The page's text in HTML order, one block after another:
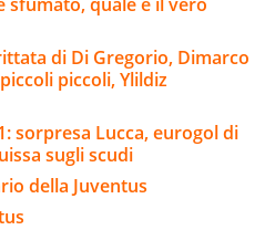
di Di Gregorio, Dimarco
piccoli, Ylildiz
sorpresa Lucca, eurogol di
sugli scudi
della Juventus